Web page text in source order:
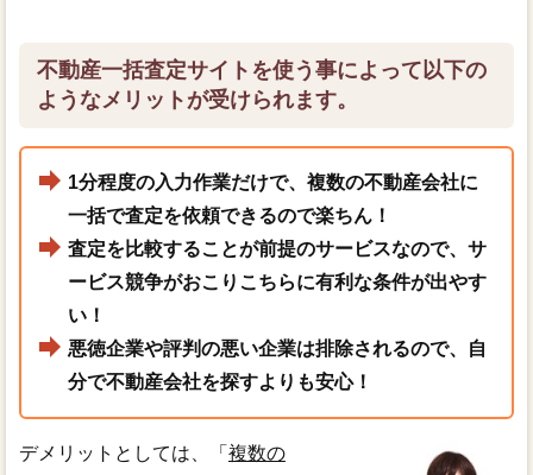
不動産一括査定サイトを使う事によって以下の
ようなメリットが受けられます。
1分程度の入力作業だけで、複数の不動産会社に
一括で査定を依頼できるので楽ちん！
査定を比較することが前提のサービスなので、サ
ービス競争がおこりこちらに有利な条件が出やす
い！
悪徳企業や評判の悪い企業は排除されるので、自
分で不動産会社を探すよりも安心！
デメリットとしては、「 複数の